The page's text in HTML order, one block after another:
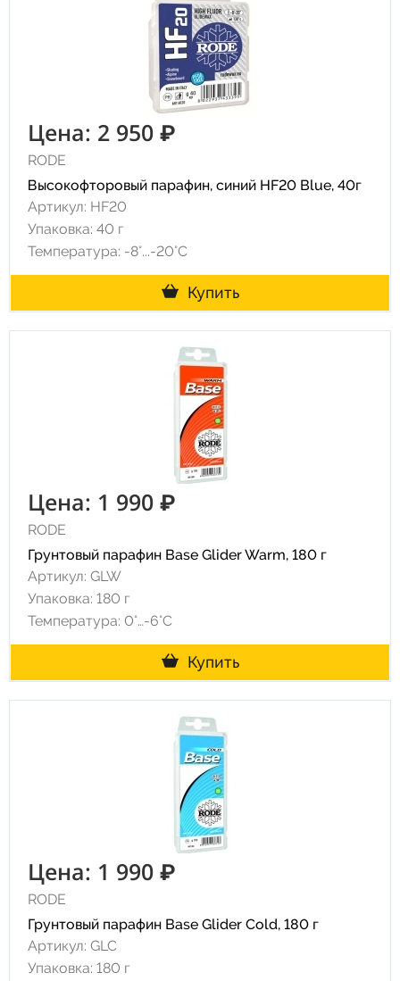
Цена: 2 950 ₽
RODE
Высокофторовый парафин, синий HF20 Blue, 40г
Артикул: HF20
Упаковка: 40 г
Температура: -8°...-20°С
Купить
Цена: 1 990 ₽
RODE
Грунтовый парафин Base Glider Warm, 180 г
Артикул: GLW
Упаковка: 180 г
Температура: 0°…-6°C
Купить
Цена: 1 990 ₽
RODE
Грунтовый парафин Base Glider Cold, 180 г
Артикул: GLC
Упаковка: 180 г